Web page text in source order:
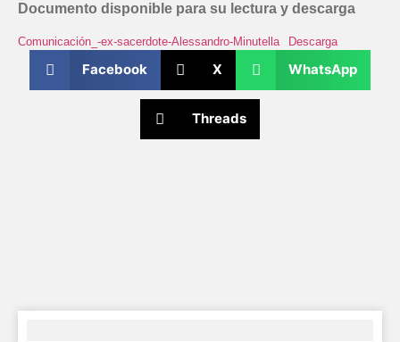
Documento disponible para su lectura y descarga
Comunicación_-ex-sacerdote-Alessandro-Minutella Descarga
Facebook X WhatsApp
Threads